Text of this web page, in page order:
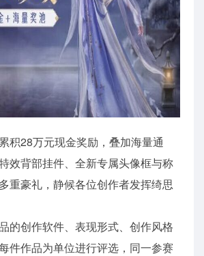
积28万元现金奖励，叠加海量通
效背部挂件、全新专属头像框与称
重豪礼，静候各位创作者发挥绮思
的创作软件、表现形式、创作风格
件作品为单位进行评选，同一参赛